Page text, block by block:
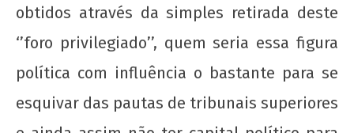
obtidos através da simples retirada deste
‘’foro privilegiado’’, quem seria essa figura
política com influência o bastante para se
esquivar das pautas de tribunais superiores